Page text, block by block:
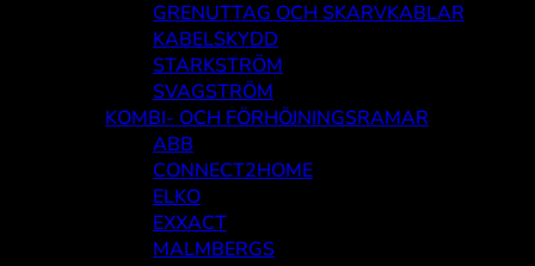
GRENUTTAG OCH SKARVKABLAR
KABELSKYDD
STARKSTRÖM
SVAGSTRÖM
KOMBI- OCH FÖRHÖJNINGSRAMAR
ABB
CONNECT2HOME
ELKO
EXXACT
MALMBERGS